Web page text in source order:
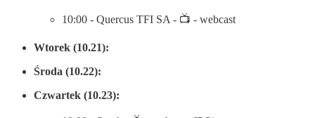
10:00 - Quercus TFI SA - 📺 - webcast
Wtorek (10.21):
Środa (10.22):
Czwartek (10.23):